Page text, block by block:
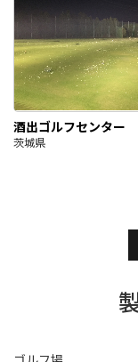
酒出ゴルフセンター
茨城県